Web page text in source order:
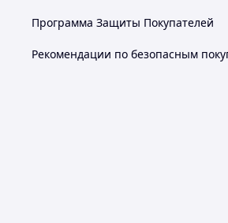
Программа Защиты Покупателей
Рекомендации по безопасным